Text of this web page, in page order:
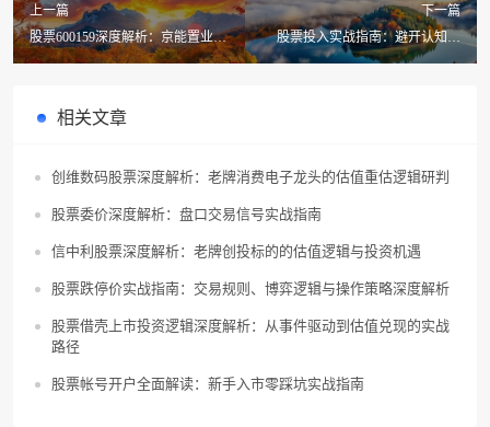
上一篇
股票600159深度解析：京能置业国
资属性下的估值重构机遇
下一篇
股票投入实战指南：避开认知误
区，构建长期稳健收益体系
相关文章
创维数码股票深度解析：老牌消费电子龙头的估值重估逻辑研判
股票委价深度解析：盘口交易信号实战指南
信中利股票深度解析：老牌创投标的的估值逻辑与投资机遇
股票跌停价实战指南：交易规则、博弈逻辑与操作策略深度解析
股票借壳上市投资逻辑深度解析：从事件驱动到估值兑现的实战
路径
股票帐号开户全面解读：新手入市零踩坑实战指南